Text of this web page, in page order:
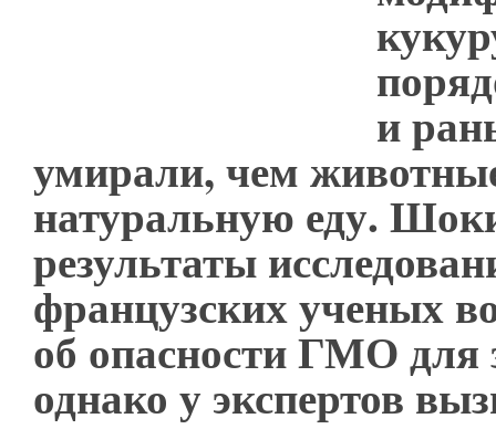
и
умирали, чем
натуральную еду.
результаты
французских ученых
об опасности ГМО для
однако у экспертов